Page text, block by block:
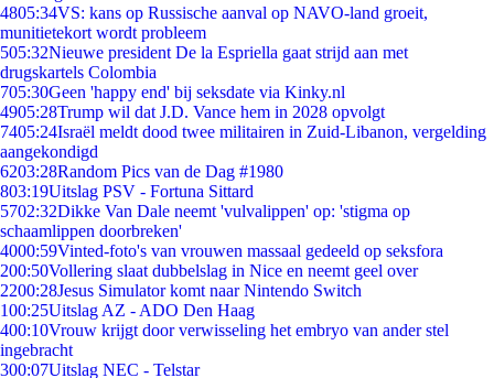
4805:34VS: kans op Russische aanval op NAVO-land groeit,
munitietekort wordt probleem
505:32Nieuwe president De la Espriella gaat strijd aan met
drugskartels Colombia
705:30Geen 'happy end' bij seksdate via Kinky.nl
4905:28Trump wil dat J.D. Vance hem in 2028 opvolgt
7405:24Israël meldt dood twee militairen in Zuid-Libanon, vergelding
aangekondigd
6203:28Random Pics van de Dag #1980
803:19Uitslag PSV - Fortuna Sittard
5702:32Dikke Van Dale neemt 'vulvalippen' op: 'stigma op
schaamlippen doorbreken'
4000:59Vinted-foto's van vrouwen massaal gedeeld op seksfora
200:50Vollering slaat dubbelslag in Nice en neemt geel over
2200:28Jesus Simulator komt naar Nintendo Switch
100:25Uitslag AZ - ADO Den Haag
400:10Vrouw krijgt door verwisseling het embryo van ander stel
ingebracht
300:07Uitslag NEC - Telstar